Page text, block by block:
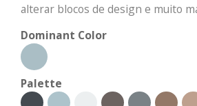
alterar blocos de design e muito
Dominant Color
Palette